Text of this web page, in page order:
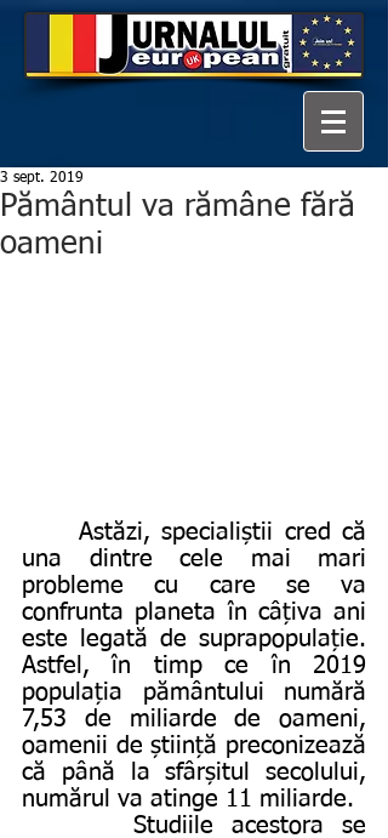
Pământul va rămâne fără
oameni
3 sept. 2019
una dintre cele mai mari
probleme cu care se va
confrunta planeta în câțiva ani
este legată de suprapopulație.
Astfel, în timp ce în 2019
populația pământului numără
7,53 de miliarde de oameni,
oamenii de știință preconizează
că până la sfârșitul secolului,
numărul va atinge 11 miliarde.